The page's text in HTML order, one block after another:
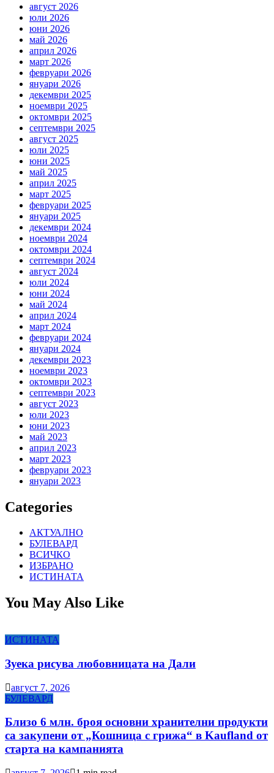
август 2026
юли 2026
юни 2026
май 2026
април 2026
март 2026
февруари 2026
януари 2026
декември 2025
ноември 2025
октомври 2025
септември 2025
август 2025
юли 2025
юни 2025
май 2025
април 2025
март 2025
февруари 2025
януари 2025
декември 2024
ноември 2024
октомври 2024
септември 2024
август 2024
юли 2024
юни 2024
май 2024
април 2024
март 2024
февруари 2024
януари 2024
декември 2023
ноември 2023
октомври 2023
септември 2023
август 2023
юли 2023
юни 2023
май 2023
април 2023
март 2023
февруари 2023
януари 2023
Categories
АКТУАЛНО
БУЛЕВАРД
ВСИЧКО
ИЗБРАНО
ИСТИНАТА
You May Also Like
ИСТИНАТА
Зуека рисува любовницата на Дали
август 7, 2026
БУЛЕВАРД
Близо 6 млн. броя основни хранителни продукти
са закупени от „Кошница с грижа“ в Kaufland от
старта на кампанията